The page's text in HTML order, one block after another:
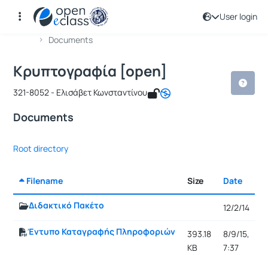
User login
Αρχική Σελίδα
Documents
Course : Κρυπτογραφία [open]
Course code : ICSD104
Κρυπτογραφία [open]
321-8052 - Ελισάβετ Κωνσταντίνου
Documents
Root directory
Filename Size Date
Διδακτικό Πακέτο
12/2/14
Έντυπο Καταγραφής Πληροφοριών
393.18
KB
8/9/15,
7:37